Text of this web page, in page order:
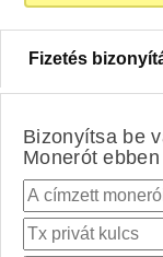
Fizetés
Bizonyítsa be
Monerót